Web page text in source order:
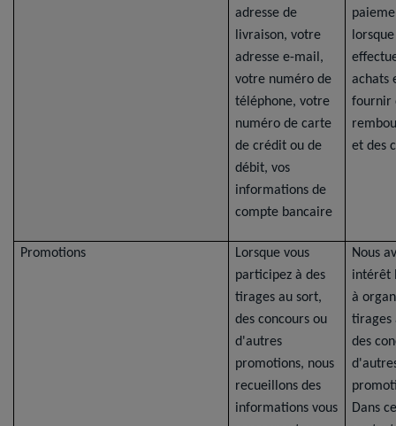
adresse de
livraison, votre
adresse e-mail,
votre numéro de
téléphone, votre
numéro de carte
de crédit ou de
débit, vos
informations de
compte bancaire
achats
fournir
et des
Promotions
Lorsque vous
participez à des
tirages au sort,
des concours ou
d'autres
promotions, nous
recueillons des
informations vous
Nous
intérêt
à
tirages
des
Dans